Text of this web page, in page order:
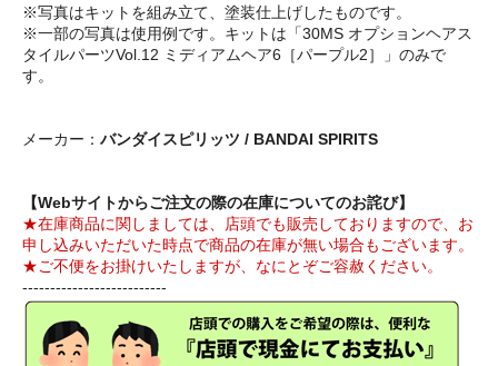
※写真はキットを組み立て、塗装仕上げしたものです。
※一部の写真は使用例です。キットは「30MS オプションヘアス
タイルパーツVol.12 ミディアムヘア6［パープル2］」のみで
す。
メーカー： バンダイスピリッツ / BANDAI SPIRITS
【Webサイトからご注文の際の在庫についてのお詫び】
★在庫商品に関しましては、店頭でも販売しておりますので、お
申し込みいただいた時点で商品の在庫が無い場合もございます。
★ご不便をお掛けいたしますが、なにとぞご容赦ください。
--------------------------